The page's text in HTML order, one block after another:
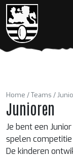
Home Teams
Junioren
Je bent een
spelen
De kinderen